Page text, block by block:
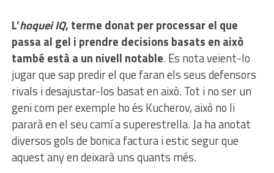
L’hoquei IQ, terme donat per processar el que
passa al gel i prendre decisions basats en això
també està a un nivell notable. Es nota veient-lo
jugar que sap predir el que faran els seus defensors
rivals i desajustar-los basat en això. Tot i no ser un
geni com per exemple ho és Kucherov, això no li
pararà en el seu camí a superestrella. Ja ha anotat
diversos gols de bonica factura i estic segur que
aquest any en deixarà uns quants més.